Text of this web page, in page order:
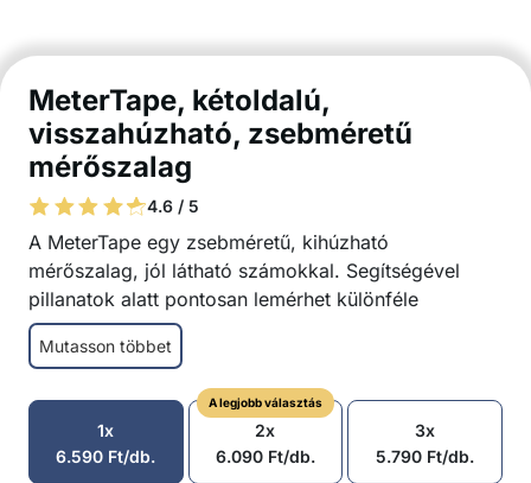
MeterTape, kétoldalú,
visszahúzható, zsebméretű
mérőszalag
4.6 / 5
A MeterTape egy zsebméretű, kihúzható
mérőszalag, jól látható számokkal. Segítségével
pillanatok alatt pontosan lemérhet különféle
felületeket!
Könnyen használható
Hihetetlen pontosság
Sokoldalúan használható
Kényelmes méret
Könnyen olvasható
Mutasson többet
1x
6.590 Ft/db.
A legjobb választás
2x
6.090 Ft/db.
3x
5.790 Ft/db.